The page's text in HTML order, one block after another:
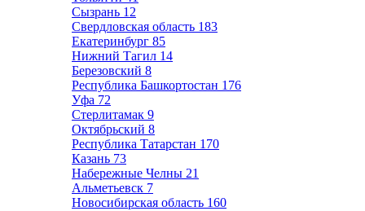
Сызрань 12
Свердловская область 183
Екатеринбург 85
Нижний Тагил 14
Березовский 8
Республика Башкортостан 176
Уфа 72
Стерлитамак 9
Октябрьский 8
Республика Татарстан 170
Казань 73
Набережные Челны 21
Альметьевск 7
Новосибирская область 160